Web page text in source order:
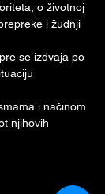
o životnoj
i žudnji
se izdvaja po
i načinom
njihovih